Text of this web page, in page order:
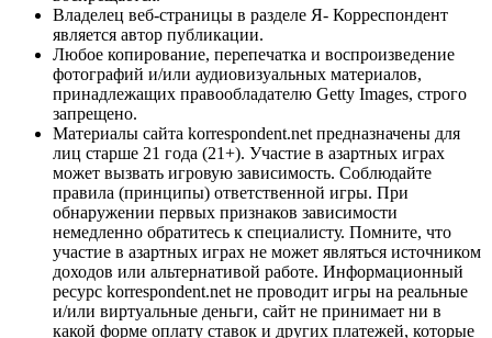
Владелец веб-страницы в разделе Я- Корреспондент
является автор публикации.
Любое копирование, перепечатка и воспроизведение
фотографий и/или аудиовизуальных материалов,
принадлежащих правообладателю Getty Images, строго
запрещено.
Материалы сайта korrespondent.net предназначены для
лиц старше 21 года (21+). Участие в азартных играх
может вызвать игровую зависимость. Соблюдайте
правила (принципы) ответственной игры. При
обнаружении первых признаков зависимости
немедленно обратитесь к специалисту. Помните, что
участие в азартных играх не может являться источником
доходов или альтернативой работе. Информационный
ресурс korrespondent.net не проводит игры на реальные
и/или виртуальные деньги, сайт не принимает ни в
какой форме оплату ставок и других платежей, которые